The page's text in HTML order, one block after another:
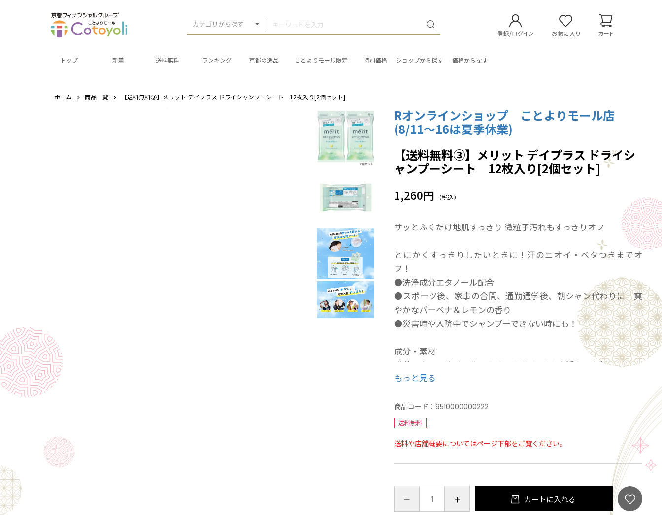
カテゴリから探す
登録/ログイン お気に入り カート
トップ 新着 送料無料 ランキング 京都の逸品 ことよりモール限定 特別価格 ショップから探す 価格から探す
ホーム 商品一覧 【送料無料③】メリット デイプラス ドライシャンプーシート 12枚入り[2個セット]
Rオンラインショップ ことよりモール店
(8/11～16は夏季休業)
【送料無料③】メリット デイプラス ドライシ
ャンプーシート 12枚入り[2個セット]
1,260円 （税込）
サッとふくだけ地肌すっきり 微粒子汚れもすっきりオフ
とにかくすっきりしたいときに！汗のニオイ・ベタつきまでオ
フ！
●洗浄成分エタノール配合
●スポーツ後、家事の合間、通勤通学後、朝シャン代わりに 爽
やかなバーベナ＆レモンの香り
●災害時や入院中でシャンプーできない時にも！
成分・素材
成分：水、エタノール、ＢＧ、ＰＥＧ-６０水添ヒマシ油、メント
ール、（アクリレーツ／アクリル酸アルキル（Ｃ１０-３０））ク
ン、香料
爽やかなバーベナ＆レモンの香り
使い方
シートを広げて、指先を小刻みに動かして、地肌や髪をふきます
もっと見る
商品コード：9510000000222
送料無料
送料や店舗概要についてはページ下部をご覧ください。
カートに入れる